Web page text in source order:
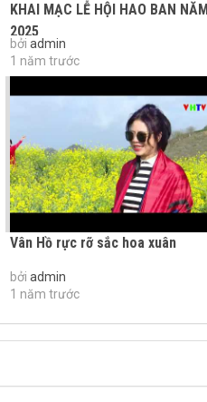
KHAI MẠC LỄ HỘI HAO BAN NĂM
2025
bởi admin
1 năm trước
Vân Hồ rực rỡ sắc hoa xuân
bởi admin
1 năm trước